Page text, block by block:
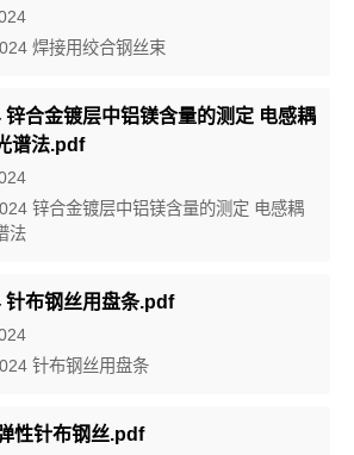
焊接用绞合钢丝束
合金镀层中铝镁含量的测定 电感耦
谱法.pdf
锌合金镀层中铝镁含量的测定 电感耦
法
布钢丝用盘条.pdf
针布钢丝用盘条
性针布钢丝.pdf